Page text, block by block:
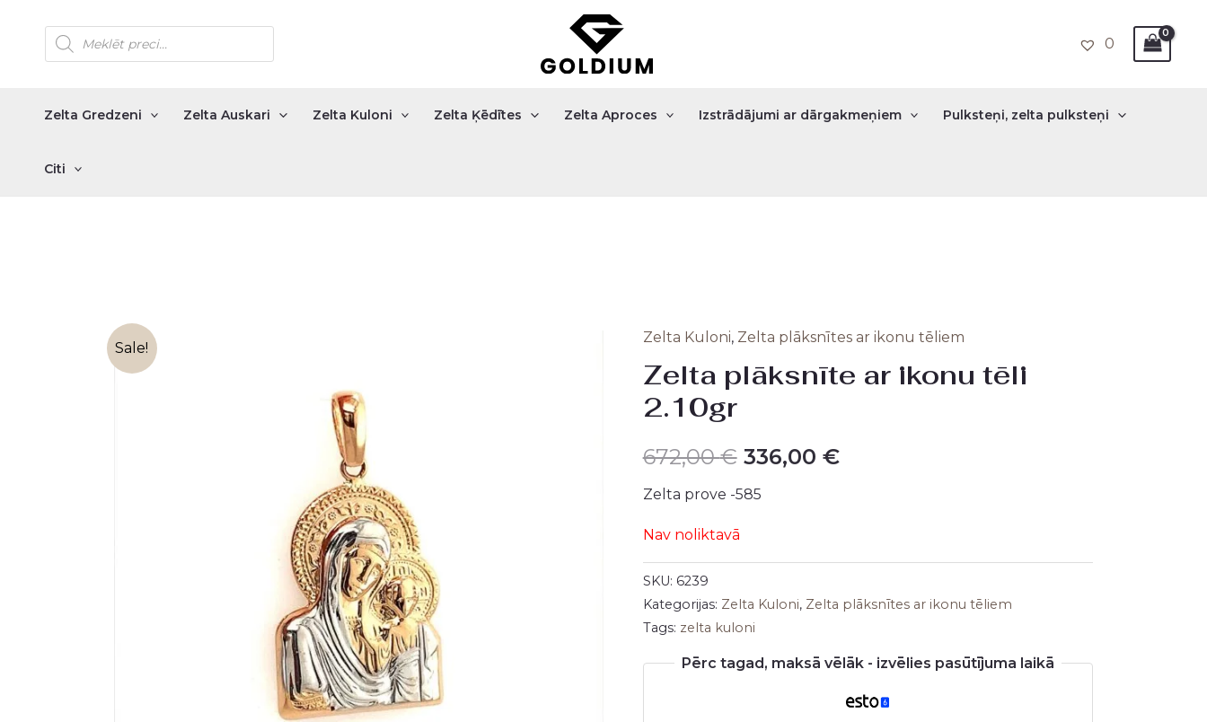
content
Products
search
0
Zelta Gredzeni Zelta Auskari Zelta Kuloni Zelta Ķēdītes Zelta Aproces Izstrādājumi ar dārgakmeņiem Pulksteņi, zelta pulksteņi
Citi
Sale!
Zelta Kuloni, Zelta plāksnītes ar ikonu tēliem
Zelta plāksnīte ar ikonu tēli
2.10gr
672,00€
Original
price
672,00 €.
336,00 €
Current
price
336,00 €.
Zelta prove -585
Nav noliktavā
SKU: 6239
Kategorijas: Zelta Kuloni, Zelta plāksnītes ar ikonu tēliem
Tags: zelta kuloni
Pērc tagad, maksā vēlāk - izvēlies pasūtījuma laikā